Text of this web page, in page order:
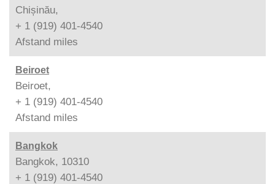
Chișinău,
+ 1 (919) 401-4540
Afstand miles
Beiroet
Beiroet,
+ 1 (919) 401-4540
Afstand miles
Bangkok
Bangkok, 10310
+ 1 (919) 401-4540